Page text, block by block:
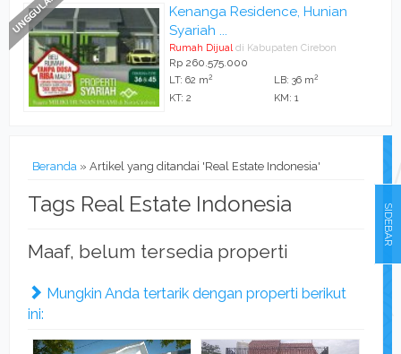
Kenanga Residence, Hunian
Syariah ...
Rumah Dijual di Kabupaten Cirebon
Rp 260.575.000
LT: 62 m2 LB: 36 m2
KT: 2 KM: 1
Beranda » Artikel yang ditandai 'Real Estate Indonesia'
Tags Real Estate Indonesia
Maaf, belum tersedia properti
Mungkin Anda tertarik dengan properti berikut
ini:
SIDEBAR